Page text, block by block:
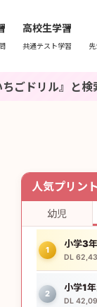
高校生学習
共通テスト学習
検索してね♪
人気プリン
幼児
1
DL
2
小学1
DL